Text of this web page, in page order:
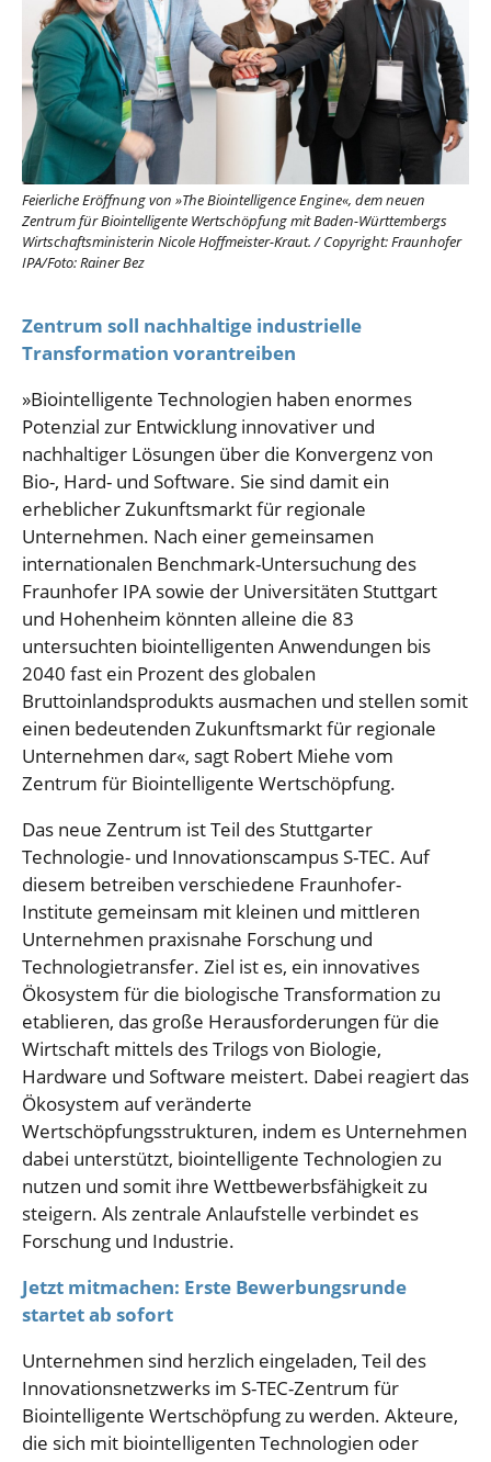
Feierliche Eröffnung von »The Biointelligence Engine«, dem neuen
Zentrum für Biointelligente Wertschöpfung mit Baden-Württembergs
Wirtschaftsministerin Nicole Hoffmeister-Kraut./Copyright: Fraunhofer
IPA/Foto: Rainer Bez
Zentrum soll nachhaltige industrielle
Transformation vorantreiben
»Biointelligente Technologien haben enormes
Potenzial zur Entwicklung innovativer und
nachhaltiger Lösungen über die Konvergenz von
Bio-, Hard- und Software. Sie sind damit ein
erheblicher Zukunftsmarkt für regionale
Unternehmen. Nach einer gemeinsamen
internationalen Benchmark-Untersuchung des
Fraunhofer IPA sowie der Universitäten Stuttgart
und Hohenheim könnten alleine die 83
untersuchten biointelligenten Anwendungen bis
2040 fast ein Prozent des globalen
Bruttoinlandsprodukts ausmachen und stellen somit
einen bedeutenden Zukunftsmarkt für regionale
Unternehmen dar«, sagt Robert Miehe vom
Zentrum für Biointelligente Wertschöpfung.
Das neue Zentrum ist Teil des Stuttgarter
Technologie- und Innovationscampus S-TEC. Auf
diesem betreiben verschiedene Fraunhofer-
Institute gemeinsam mit kleinen und mittleren
Unternehmen praxisnahe Forschung und
Technologietransfer. Ziel ist es, ein innovatives
Ökosystem für die biologische Transformation zu
etablieren, das große Herausforderungen für die
Wirtschaft mittels des Trilogs von Biologie,
Hardware und Software meistert. Dabei reagiert das
Ökosystem auf veränderte
Wertschöpfungsstrukturen, indem es Unternehmen
dabei unterstützt, biointelligente Technologien zu
nutzen und somit ihre Wettbewerbsfähigkeit zu
steigern. Als zentrale Anlaufstelle verbindet es
Forschung und Industrie.
Jetzt mitmachen: Erste Bewerbungsrunde
startet ab sofort
Unternehmen sind herzlich eingeladen, Teil des
Innovationsnetzwerks im S-TEC-Zentrum für
Biointelligente Wertschöpfung zu werden. Akteure,
die sich mit biointelligenten Technologien oder